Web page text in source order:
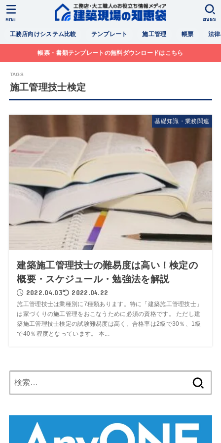
工務店向けシステム比較 テンプレート 施工管理 帳票 法
SEARCH
MENU
帳票・書類テンプレートの無料ダウンロードはこちら
施工管理技士検定
基礎知識・業務関連
建築施工管理技士の難易度は高い！検定の
概要・スケジュール・勉強法を解説
2022.04.03 2022.04.22
施工管理技士は業種別に7種類あります。特に「建築施工管理技士」
は家づくりの施工管理をおこなうために必須の資格です。 ただし建
築施工管理技士検定の試験難易度は高く、合格率は2級で30％、1級
で40％程度となっています。 本...
索: